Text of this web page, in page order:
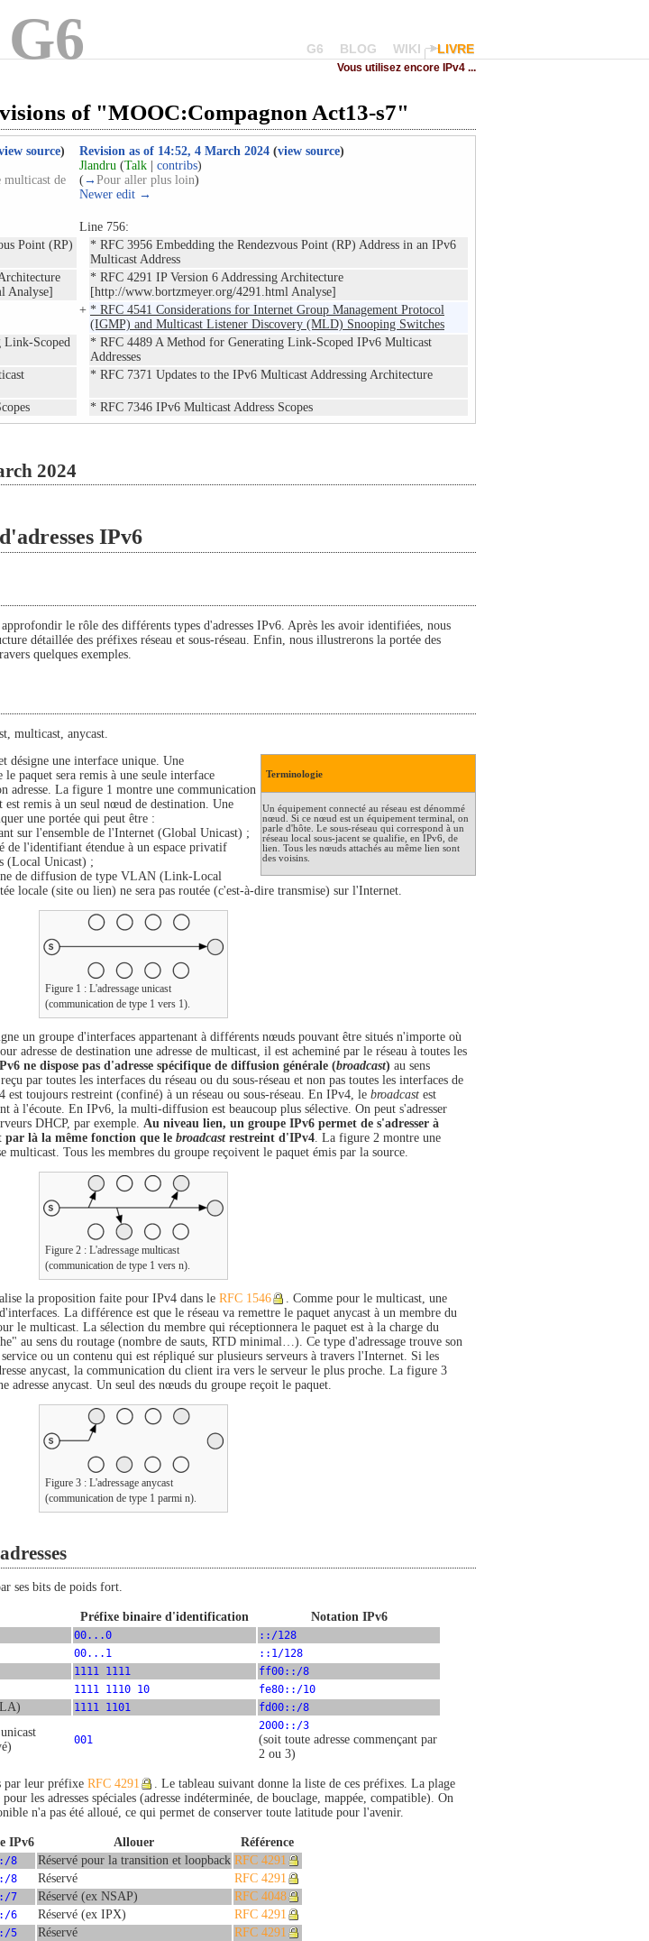
G6 BLOG WIKI LIVRE
Vous utilisez encore IPv4 ...
of "MOOC:Compagnon Act13-s7"
source)
multicast de
Revision as of 14:52, 4 March 2024 (view source)
Jlandru (Talk contribs)
(→ Pour aller plus loin)
Newer edit →
Line 756:
Point (RP)
* RFC 3956 Embedding the Rendezvous Point (RP) Address in an IPv6
Multicast Address
Analyse]
* RFC 4291 IP Version 6 Addressing Architecture
[http://www.bortzmeyer.org/4291.html Analyse]
+ * RFC 4541 Considerations for Internet Group Management Protocol
(IGMP) and Multicast Listener Discovery (MLD) Snooping Switches
Link-Scoped
* RFC 4489 A Method for Generating Link-Scoped IPv6 Multicast
Addresses
* RFC 7371 Updates to the IPv6 Multicast Addressing Architecture
* RFC 7346 IPv6 Multicast Address Scopes
2024
IPv6
le rôle des différents types d'adresses IPv6. Après les avoir identifiées, nous
détaillée des préfixes réseau et sous-réseau. Enfin, nous illustrerons la portée des
quelques exemples.
multicast, anycast.
Terminologie
Un équipement connecté au réseau est dénommé
nœud. Si ce nœud est un équipement terminal, on
parle d'hôte. Le sous-réseau qui correspond à un
réseau local sous-jacent se qualifie, en IPv6, de
lien. Tous les nœuds attachés au même lien sont
des voisins.
désigne une interface unique. Une
paquet sera remis à une seule interface
adresse. La figure 1 montre une communication
est remis à un seul nœud de destination. Une
une portée qui peut être :
sur l'ensemble de l'Internet (Global Unicast) ;
de l'identifiant étendue à un espace privatif
(Local Unicast) ;
de diffusion de type VLAN (Link-Local
locale (site ou lien) ne sera pas routée (c'est-à-dire transmise) sur l'Internet.
Figure 1 : L'adressage unicast
(communication de type 1 vers 1).
un groupe d'interfaces appartenant à différents nœuds pouvant être situés n'importe où
adresse de destination une adresse de multicast, il est acheminé par le réseau à toutes les
ne dispose pas d'adresse spécifique de diffusion générale (broadcast) au sens
par toutes les interfaces du réseau ou du sous-réseau et non pas toutes les interfaces de
est toujours restreint (confiné) à un réseau ou sous-réseau. En IPv4, le broadcast est
à l'écoute. En IPv6, la multi-diffusion est beaucoup plus sélective. On peut s'adresser
DHCP, par exemple. Au niveau lien, un groupe IPv6 permet de s'adresser à
par là la même fonction que le broadcastrestreint d'IPv4. La figure 2 montre une
multicast. Tous les membres du groupe reçoivent le paquet émis par la source.
Figure 2 : L'adressage multicast
(communication de type 1 vers n).
la proposition faite pour IPv4 dans le RFC 1546
. Comme pour le multicast, une
La différence est que le réseau va remettre le paquet anycast à un membre du
le multicast. La sélection du membre qui réceptionnera le paquet est à la charge du
au sens du routage (nombre de sauts, RTD minimal…). Ce type d'adressage trouve son
ou un contenu qui est répliqué sur plusieurs serveurs à travers l'Internet. Si les
anycast, la communication du client ira vers le serveur le plus proche. La figure 3
adresse anycast. Un seul des nœuds du groupe reçoit le paquet.
Figure 3 : L'adressage anycast
(communication de type 1 parmi n).
ses bits de poids fort.
Préfixe binaire d'identification
Notation IPv6
00...0
::/128
00...1
::1/128
1111 1111
ff00::/8
1111 1110 10
fe80::/10
1111 1101
fd00::/8
001
2000::/3
(soit toute adresse commençant par
2 ou 3)
par leur préfixe RFC 4291
. Le tableau suivant donne la liste de ces préfixes. La plage
les adresses spéciales (adresse indéterminée, de bouclage, mappée, compatible). On
n'a pas été alloué, ce qui permet de conserver toute latitude pour l'avenir.
IPv6 Allouer
Référence
8
Réservé pour la transition et loopback RFC 4291
8
Réservé
RFC 4291
7
Réservé (ex NSAP)
RFC 4048
6
Réservé (ex IPX)
RFC 4291
5
Réservé
RFC 4291